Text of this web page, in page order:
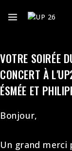
to
VOTRE SOIRÉE
CONCERT À
ÉSMÉE ET
Bonjour,
Un grand